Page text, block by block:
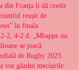
din Franța îi dă credit
reușit de
în finala
2, 4-2 d. „Mbappe nu
se joacă
de Rugby 2023.
vor găzdui meciurile